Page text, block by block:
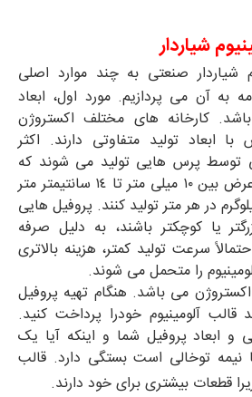
شیاردار
شیاردار صنعتی به چند موارد اصلی
به آن می پردازیم. مورد اول، ابعاد
کارخانه های مختلف اکستروژن
با ابعاد تولید متفاوتی دارند. اکثر
توسط پرس هایی تولید می شوند که
قادرند پروفیل هایی با عرض بین ١٠ میلی متر تا ١٤ سانتیمتر متر
بین ٠.١ و ١٢.٥ کیلوگرم در هر متر تولید کنند. پروفیل هایی
یا کوچکتر باشند، به دلیل صرفه
سرعت تولید کمتر، هزینه بالاتری
را متحمل می شوند.
می باشد. هنگام تهیه پروفیل
قالب آلومینیوم خودرا پرداخت کنید.
و ابعاد پروفیل شما و اینکه آیا یک
نیمه توخالی است بستگی دارد. قالب
قطعات بیشتری برای خود دارند.